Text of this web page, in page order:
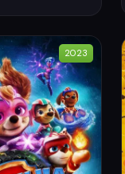
2023